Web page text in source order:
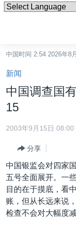
碍
链
接
转
内
转
到
导
航
跳
国际
最新国际新闻
印太
中东
分类新闻
经济·金融·贸易
人权·法律·宗教
美中关系
热点专题
中国时间 2:54 2026年8
新闻
中国调查国
15
2003年9月15日 08:00
分享
中国银监会对四家
五号全面展开。一
目的在于摸底，看
账，但从长远来说
检查不会对大幅度